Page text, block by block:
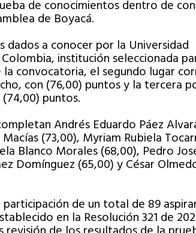
de conocimientos dentro de
de Boyacá.
dados a conocer por la Universidad
institución seleccionada
convocatoria, el segundo lugar
con (76,00) puntos y la tercera
puntos.
Andrés Eduardo Páez
(73,00), Myriam Rubiela
Blanco Morales (68,00), Pedro
Domínguez (65,00) y César
de un total de 89
en la Resolución 321 de
revisión de los resultados de la